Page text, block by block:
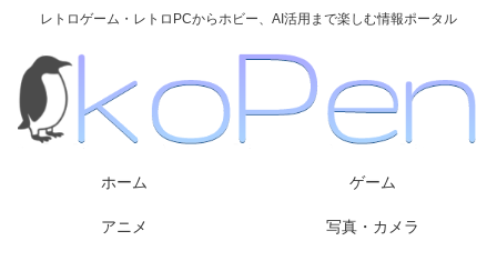
レトロゲーム・レトロPCからホビー、AI活用まで楽しむ情報ポータル
ホーム ゲーム
アニメ 写真・カメラ